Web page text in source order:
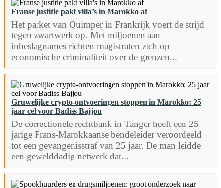
Franse justitie pakt villa’s in Marokko af
Het parket van Quimper in Frankrijk voert de strijd
tegen zwartwerk op. Met miljoenen aan
inbeslagnames richten magistraten zich op
economische criminaliteit over de grenzen...
Gruwelijke crypto-ontvoeringen stoppen in Marokko: 25
jaar cel voor Badiss Bajjou
De correctionele rechtbank in Tanger heeft een 25-
jarige Frans-Marokkaanse bendeleider veroordeeld
tot een gevangenisstraf van 25 jaar. De man leidde
een gewelddadig netwerk dat...